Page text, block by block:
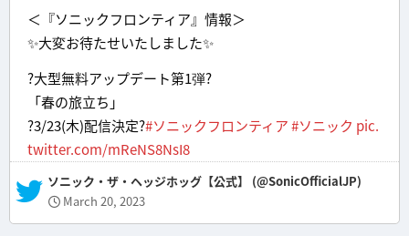
＜『ソニックフロンティア』情報＞
✨大変お待たせいたしました✨
?大型無料アップデート第1弾?
「春の旅立ち」
?3/23(木)配信決定?#ソニックフロンティア#ソニック pic.
twitter.com/mReNS8NsI8
— ソニック・ザ・ヘッジホッグ【公式】 (@SonicOfficialJP)
March 20, 2023